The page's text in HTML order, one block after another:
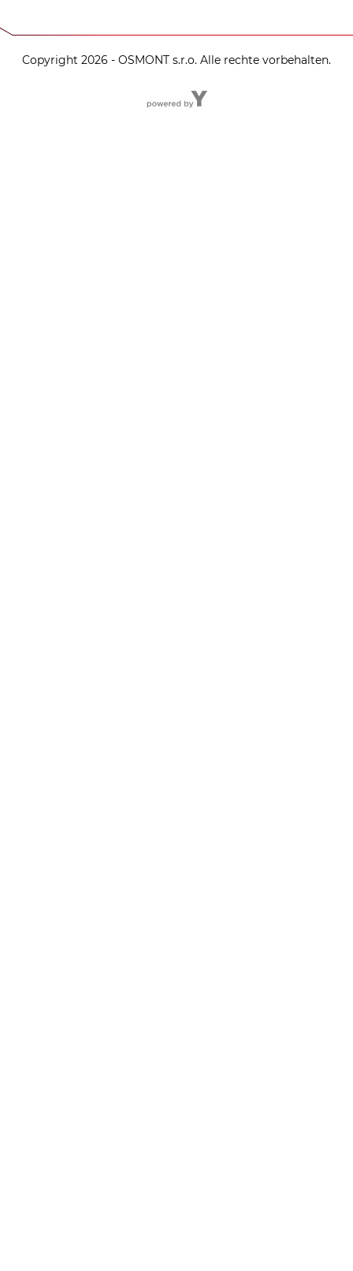
Copyright 2026 - OSMONT s.r.o. Alle rechte vorbehalten.